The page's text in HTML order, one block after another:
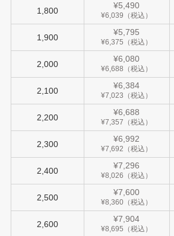
1,800
¥5,490
¥6,039（税込）
1,900
¥5,795
¥6,375（税込）
2,000
¥6,080
¥6,688（税込）
2,100
¥6,384
¥7,023（税込）
2,200
¥6,688
¥7,357（税込）
2,300
¥6,992
¥7,692（税込）
2,400
¥7,296
¥8,026（税込）
2,500
¥7,600
¥8,360（税込）
2,600
¥7,904
¥8,695（税込）